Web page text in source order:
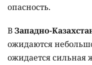
опасность.
ВЗападно-
ожидаются
ожидается сильная